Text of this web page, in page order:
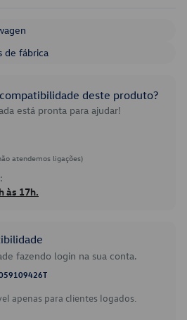
de fábrica
deste produto?
está pronta para ajudar!
atendemos ligações)
às 17h.
fazendo login na sua conta.
apenas para clientes logados.